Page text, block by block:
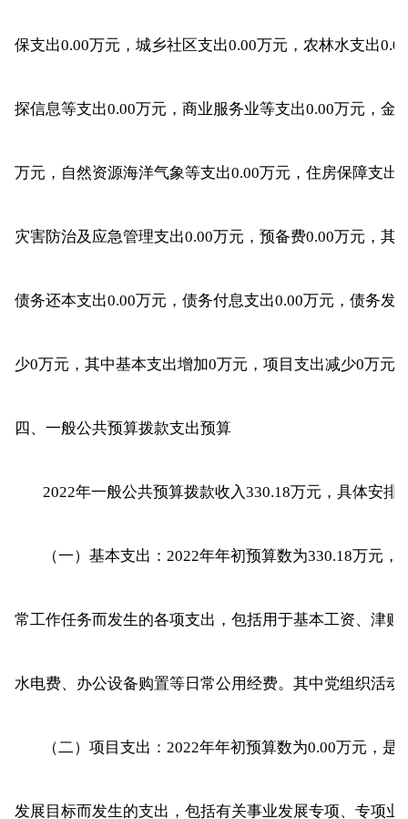
保支出0.00万元，城乡社区支出0.00万元，农林水支出
探信息等支出0.00万元，商业服务业等支出0.00万元，金
万元，自然资源海洋气象等支出0.00万元，住房保障支出
灾害防治及应急管理支出0.00万元，预备费0.00万元，其
债务还本支出0.00万元，债务付息支出0.00万元，债务发
少0万元，其中基本支出增加0万元，项目支出减少0万元
四、一般公共预算拨款支出预算
2022年一般公共预算拨款收入330.18万元，具体安排
（一）基本支出：2022年年初预算数为330.18万元
常工作任务而发生的各项支出，包括用于基本工资、津
水电费、办公设备购置等日常公用经费。其中党组织活动
（二）项目支出：2022年年初预算数为0.00万元，
发展目标而发生的支出，包括有关事业发展专项、专项业